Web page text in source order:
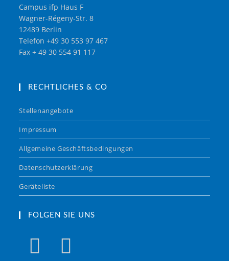
Campus ifp Haus F
Wagner-Régeny-Str. 8
12489 Berlin
Telefon +49 30 553 97 467
Fax + 49 30 554 91 117
RECHTLICHES & CO
Stellenangebote
Impressum
Allgemeine Geschäftsbedingungen
Datenschutzerklärung
Geräteliste
FOLGEN SIE UNS